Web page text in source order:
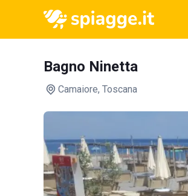
Bagno Ninetta
Camaiore, Toscana